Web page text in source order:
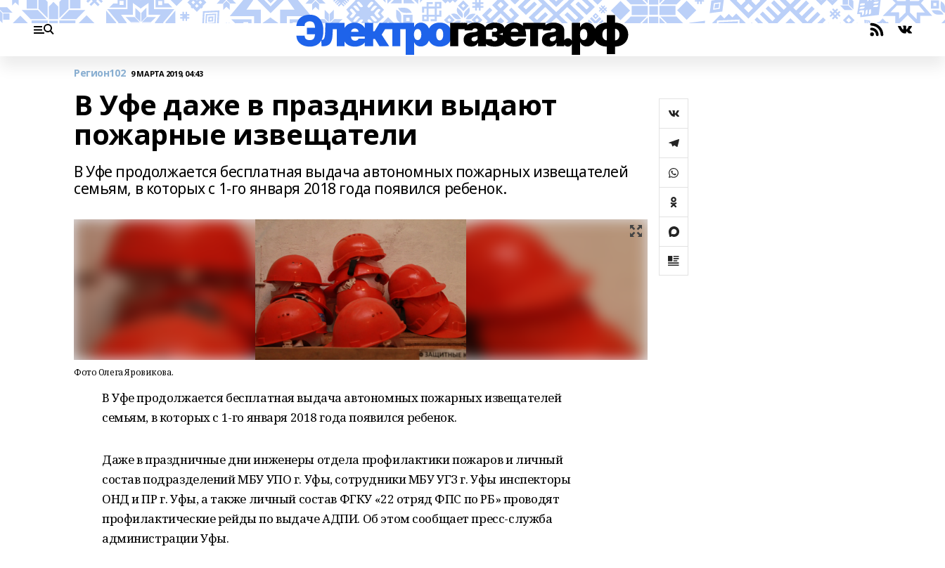
Регион102 9 МАРТА 2019, 04:43
В Уфе даже в праздники выдают
пожарные извещатели
В Уфе продолжается бесплатная выдача автономных пожарных извещателей
семьям, в которых с 1-го января 2018 года появился ребенок.
Фото Олега Яровикова.
В Уфе продолжается бесплатная выдача автономных пожарных извещателей
семьям, в которых с 1-го января 2018 года появился ребенок.
Даже в праздничные дни инженеры отдела профилактики пожаров и личный
состав подразделений МБУ УПО г. Уфы, сотрудники МБУ УГЗ г. Уфы инспекторы
ОНД и ПР г. Уфы, а также личный состав ФГКУ «22 отряд ФПС по РБ» проводят
профилактические рейды по выдаче АДПИ. Об этом сообщает пресс-служба
администрации Уфы.